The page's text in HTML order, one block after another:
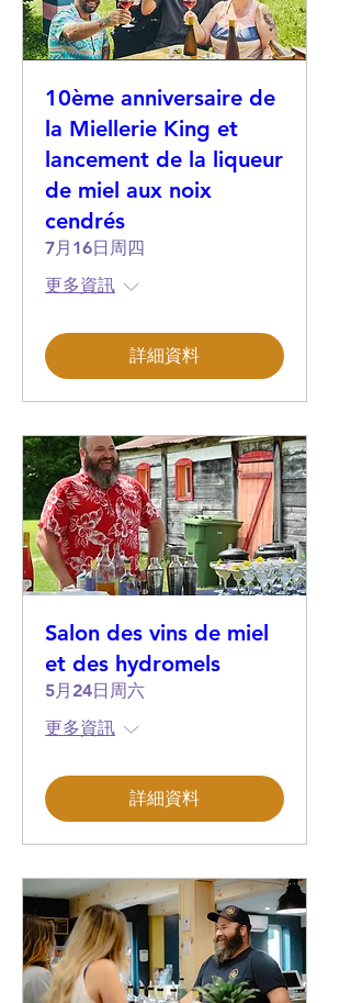
10ème anniversaire de
la Miellerie King et
lancement de la liqueur
de miel aux noix
cendrés
7月16日周四
更多資訊
詳細資料
Salon des vins de miel
et des hydromels
5月24日周六
更多資訊
詳細資料